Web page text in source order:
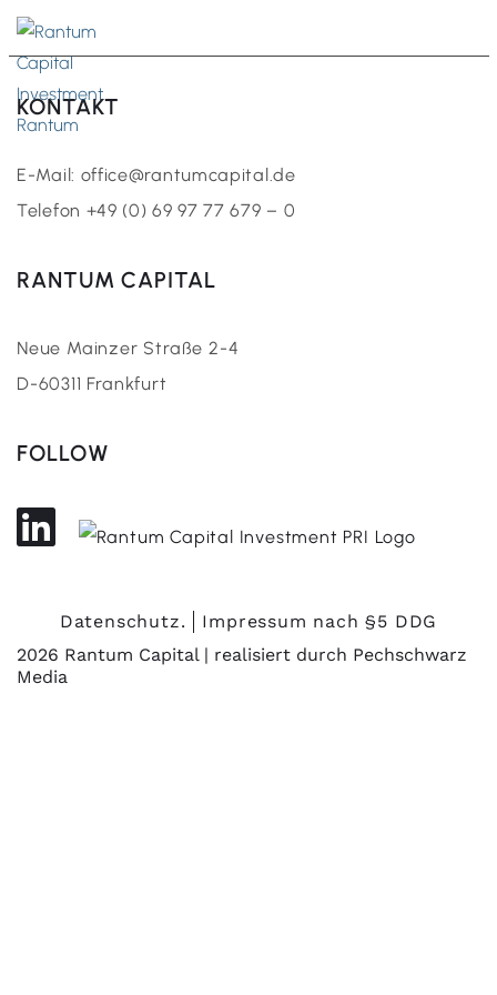
KONTAKT
E-Mail: office@rantumcapital.de
Telefon +49 (0) 69 97 77 679 – 0
RANTUM CAPITAL
Neue Mainzer Straße 2-4
D-60311 Frankfurt
FOLLOW
2026 Rantum Capital | realisiert durch Pechschwarz
Media
Datenschutz. Impressum nach §5 DDG